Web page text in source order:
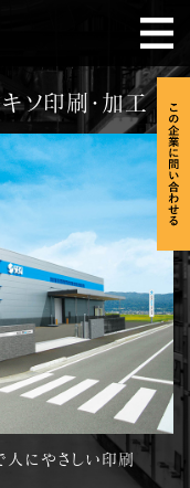
ソ印刷・加工
人にやさしい印刷